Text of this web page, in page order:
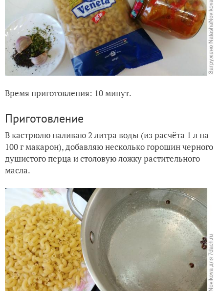
Время приготовления: 10 минут.
Приготовление
В кастрюлю наливаю 2 литра воды (из расчёта 1 л на
100 г макарон), добавляю несколько горошин черного
душистого перца и столовую ложку растительного
масла.